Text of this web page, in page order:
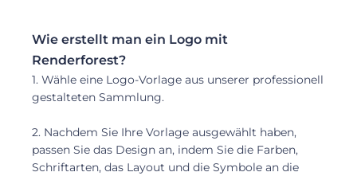
Wie erstellt man ein Logo mit
Renderforest?
1. Wähle eine Logo-Vorlage aus unserer professionell
gestalteten Sammlung.
2. Nachdem Sie Ihre Vorlage ausgewählt haben,
passen Sie das Design an, indem Sie die Farben,
Schriftarten, das Layout und die Symbole an die